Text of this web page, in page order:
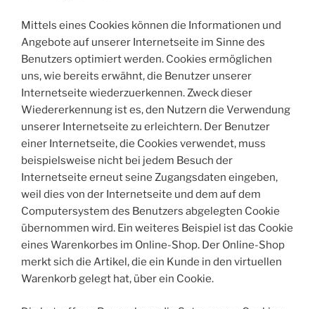
Mittels eines Cookies können die Informationen und
Angebote auf unserer Internetseite im Sinne des
Benutzers optimiert werden. Cookies ermöglichen
uns, wie bereits erwähnt, die Benutzer unserer
Internetseite wiederzuerkennen. Zweck dieser
Wiedererkennung ist es, den Nutzern die Verwendung
unserer Internetseite zu erleichtern. Der Benutzer
einer Internetseite, die Cookies verwendet, muss
beispielsweise nicht bei jedem Besuch der
Internetseite erneut seine Zugangsdaten eingeben,
weil dies von der Internetseite und dem auf dem
Computersystem des Benutzers abgelegten Cookie
übernommen wird. Ein weiteres Beispiel ist das Cookie
eines Warenkorbes im Online-Shop. Der Online-Shop
merkt sich die Artikel, die ein Kunde in den virtuellen
Warenkorb gelegt hat, über ein Cookie.